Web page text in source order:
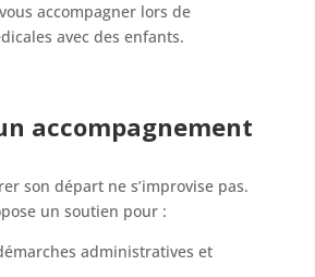
accompagner lors de
avec des enfants.
accompagnement
son départ ne s’improvise pas.
un soutien pour :
administratives et